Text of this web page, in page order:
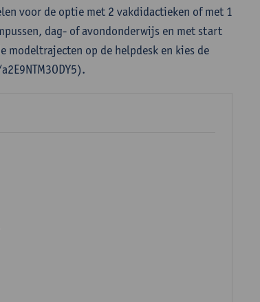
voor de optie met 2 vakdidactieken of met 1
dag- of avondonderwijs en met start
modeltrajecten op de helpdesk en kies de